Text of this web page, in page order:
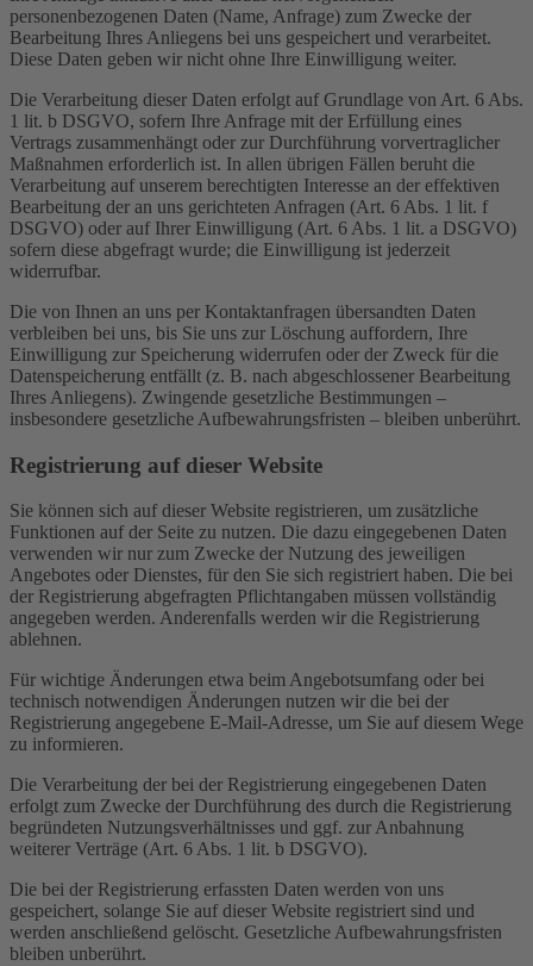
personenbezogenen Daten (Name, Anfrage) zum Zwecke der
Bearbeitung Ihres Anliegens bei uns gespeichert und verarbeitet.
Diese Daten geben wir nicht ohne Ihre Einwilligung weiter.
Die Verarbeitung dieser Daten erfolgt auf Grundlage von Art. 6 Abs.
1 lit. b DSGVO, sofern Ihre Anfrage mit der Erfüllung eines
Vertrags zusammenhängt oder zur Durchführung vorvertraglicher
Maßnahmen erforderlich ist. In allen übrigen Fällen beruht die
Verarbeitung auf unserem berechtigten Interesse an der effektiven
Bearbeitung der an uns gerichteten Anfragen (Art. 6 Abs. 1 lit. f
DSGVO) oder auf Ihrer Einwilligung (Art. 6 Abs. 1 lit. a DSGVO)
sofern diese abgefragt wurde; die Einwilligung ist jederzeit
widerrufbar.
Die von Ihnen an uns per Kontaktanfragen übersandten Daten
verbleiben bei uns, bis Sie uns zur Löschung auffordern, Ihre
Einwilligung zur Speicherung widerrufen oder der Zweck für die
Datenspeicherung entfällt (z. B. nach abgeschlossener Bearbeitung
Ihres Anliegens). Zwingende gesetzliche Bestimmungen –
insbesondere gesetzliche Aufbewahrungsfristen – bleiben unberührt.
Registrierung auf dieser Website
Sie können sich auf dieser Website registrieren, um zusätzliche
Funktionen auf der Seite zu nutzen. Die dazu eingegebenen Daten
verwenden wir nur zum Zwecke der Nutzung des jeweiligen
Angebotes oder Dienstes, für den Sie sich registriert haben. Die bei
der Registrierung abgefragten Pflichtangaben müssen vollständig
angegeben werden. Anderenfalls werden wir die Registrierung
ablehnen.
Für wichtige Änderungen etwa beim Angebotsumfang oder bei
technisch notwendigen Änderungen nutzen wir die bei der
Registrierung angegebene E-Mail-Adresse, um Sie auf diesem Wege
zu informieren.
Die Verarbeitung der bei der Registrierung eingegebenen Daten
erfolgt zum Zwecke der Durchführung des durch die Registrierung
begründeten Nutzungsverhältnisses und ggf. zur Anbahnung
weiterer Verträge (Art. 6 Abs. 1 lit. b DSGVO).
Die bei der Registrierung erfassten Daten werden von uns
gespeichert, solange Sie auf dieser Website registriert sind und
werden anschließend gelöscht. Gesetzliche Aufbewahrungsfristen
bleiben unberührt.